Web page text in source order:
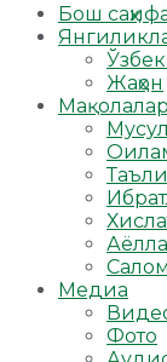
Бош
Жаҳон
Мақолалар
Медиа
Фото